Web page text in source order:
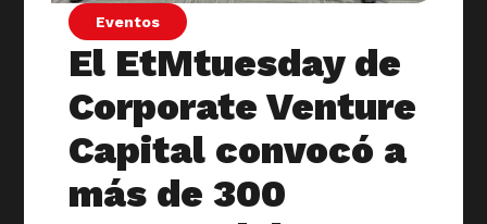
Eventos
El EtMtuesday de
Corporate Venture
Capital convocó a
más de 300